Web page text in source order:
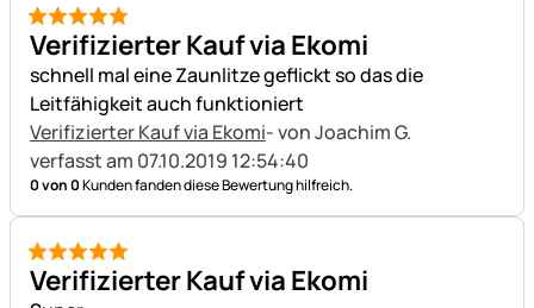
5 von 5
Verifizierter Kauf via Ekomi
schnell mal eine Zaunlitze geflickt so das die
Leitfähigkeit auch funktioniert
Verifizierter Kauf via Ekomi- von Joachim G.
verfasst am 07.10.2019 12:54:40
0 von 0Kunden fanden diese Bewertung hilfreich.
5 von 5
Verifizierter Kauf via Ekomi